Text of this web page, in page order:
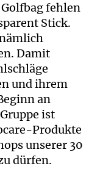
fehlen
Stick.
Damit
und ihrem
an
ist
Produkte
unserer 30
dürfen.